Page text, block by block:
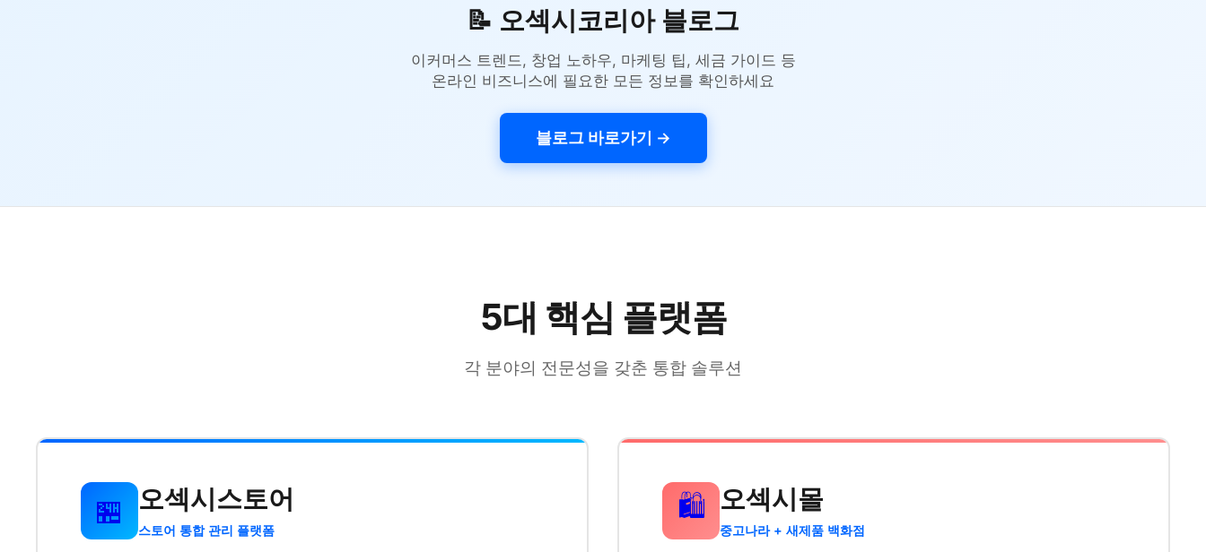
📝 오섹시코리아 블로그
이커머스 트렌드, 창업 노하우, 마케팅 팁, 세금 가이드 등
온라인 비즈니스에 필요한 모든 정보를 확인하세요
블로그 바로가기 →
5대 핵심 플랫폼
각 분야의 전문성을 갖춘 통합 솔루션
🏪 오섹시스토어
스토어 통합 관리 플랫폼
🛍️ 오섹시몰
중고나라 + 새제품 백화점